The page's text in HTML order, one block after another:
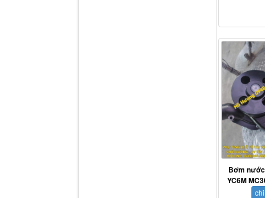
Bơm
YC6M